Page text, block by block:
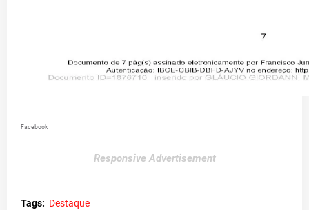
Facebook
Responsive Advertisement
Tags: Destaque